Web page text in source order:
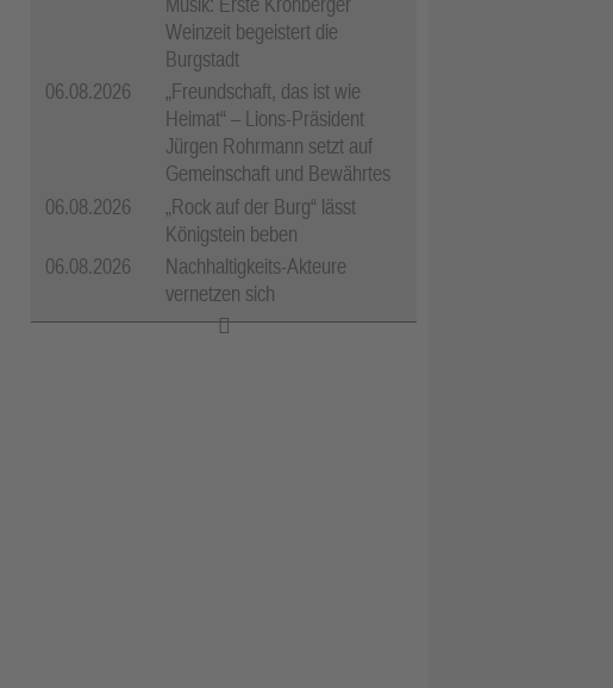
Weinzeit begeistert die
Burgstadt
06.08.2026
„Freundschaft, das ist wie
Heimat“ – Lions-Präsident
Jürgen Rohrmann setzt auf
Gemeinschaft und Bewährtes
06.08.2026
„Rock auf der Burg“ lässt
Königstein beben
06.08.2026
Nachhaltigkeits-Akteure
vernetzen sich